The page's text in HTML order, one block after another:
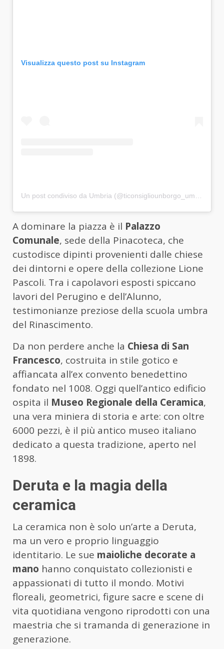
Visualizza questo post su Instagram
Un post condiviso da Umbria (@ticonsigliounborgo_umbria)
A dominare la piazza è il Palazzo
Comunale, sede della Pinacoteca, che
custodisce dipinti provenienti dalle chiese
dei dintorni e opere della collezione Lione
Pascoli. Tra i capolavori esposti spiccano
lavori del Perugino e dell’Alunno,
testimonianze preziose della scuola umbra
del Rinascimento.
Da non perdere anche la Chiesa di San
Francesco, costruita in stile gotico e
affiancata all’ex convento benedettino
fondato nel 1008. Oggi quell’antico edificio
ospita il Museo Regionale della Ceramica,
una vera miniera di storia e arte: con oltre
6000 pezzi, è il più antico museo italiano
dedicato a questa tradizione, aperto nel
1898.
Deruta e la magia della
ceramica
La ceramica non è solo un’arte a Deruta,
ma un vero e proprio linguaggio
identitario. Le sue maioliche decorate a
mano hanno conquistato collezionisti e
appassionati di tutto il mondo. Motivi
floreali, geometrici, figure sacre e scene di
vita quotidiana vengono riprodotti con una
maestria che si tramanda di generazione in
generazione.